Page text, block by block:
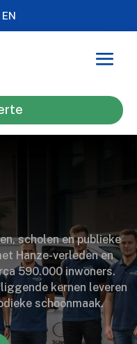
EN
scholen en publieke
Hanze-verleden en
590.000 inwoners.
kernen leveren
schoonmaak.